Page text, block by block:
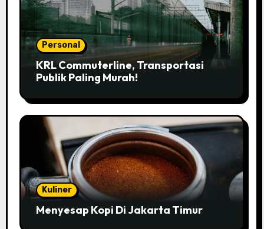
Personal
KRL Commuterline, Transportasi
Publik Paling Murah!
Kuliner
Menyesap Kopi Di Jakarta Timur